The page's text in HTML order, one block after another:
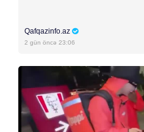
Qafqazinfo.az
2 gün öncə 23:06